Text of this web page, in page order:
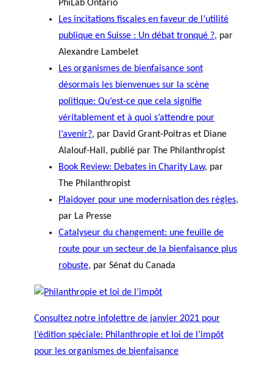
PhiLab Ontario
Les incitations fiscales en faveur de l’utilité
publique en Suisse : Un débat tronqué ?, par
Alexandre Lambelet
Les organismes de bienfaisance sont
désormais les bienvenues sur la scène
politique: Qu’est-ce que cela signifie
véritablement et à quoi s’attendre pour
l’avenir?, par David Grant-Poitras et Diane
Alalouf-Hall, publié par The Philanthropist
Book Review: Debates in Charity Law, par
The Philanthropist
Plaidoyer pour une modernisation des règles,
par La Presse
Catalyseur du changement: une feuille de
route pour un secteur de la bienfaisance plus
robuste, par Sénat du Canada
Consultez notre infolettre de janvier 2021 pour
l’édition spéciale: Philanthropie et loi de l’impôt
pour les organismes de bienfaisance